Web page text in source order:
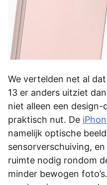
We vertelden net al
13 er anders uitziet
niet alleen een
praktisch nut. De
namelijk optische
sensorverschuiving,
ruimte nodig rondom
minder bewogen